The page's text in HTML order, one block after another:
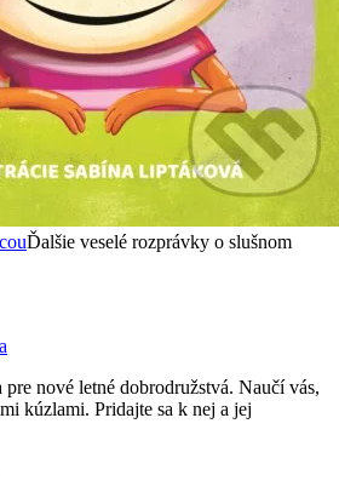
Ďalšie veselé rozprávky o slušnom
nové letné dobrodružstvá. Naučí vás,
kúzlami. Pridajte sa k nej a jej